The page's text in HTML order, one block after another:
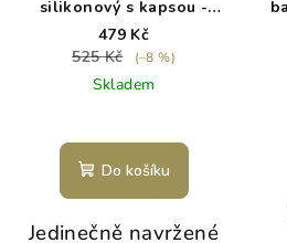
silikonový s kapsou -
River Green
479 Kč
525 Kč
(–8 %)
Skladem
Do košíku
Jedinečně navržené